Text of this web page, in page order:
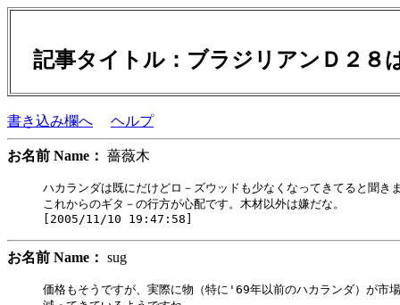
記事タイトル：ブラジリアンＤ２
書き込み欄へ ヘルプ
お名前 Name： 薔薇木
ハカランダは既にだけどロ－ズウッドも少なくなってきてると聞き
これからのギタ－の行方が心配です。木材以外は嫌だな。
お名前 Name： sug
価格もそうですが、実際に物（特に'69年以前のハカランダ）が市